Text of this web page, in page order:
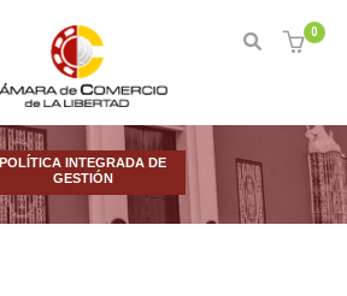
0
POLÍTICA INTEGRADA DE
GESTIÓN